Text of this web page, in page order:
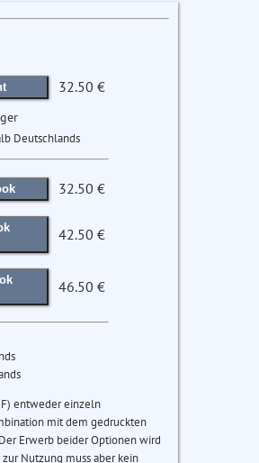
32.50 €
Deutschlands
32.50 €
42.50 €
46.50 €
entweder einzeln
mit dem gedruckten
Erwerb beider Optionen wird
Nutzung muss aber kein